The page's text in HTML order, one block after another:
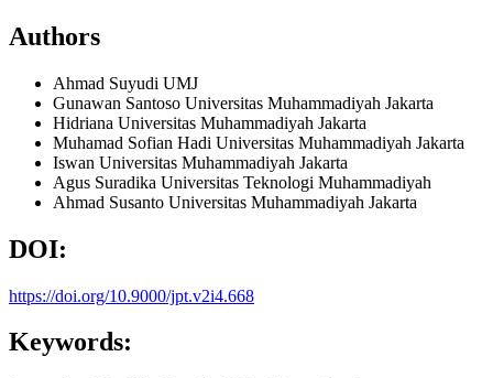
Authors
Ahmad Suyudi UMJ
Gunawan Santoso Universitas Muhammadiyah Jakarta
Hidriana Universitas Muhammadiyah Jakarta
Muhamad Sofian Hadi Universitas Muhammadiyah Jakarta
Iswan Universitas Muhammadiyah Jakarta
Agus Suradika Universitas Teknologi Muhammadiyah
Ahmad Susanto Universitas Muhammadiyah Jakarta
DOI:
https://doi.org/10.9000/jpt.v2i4.668
Keywords: